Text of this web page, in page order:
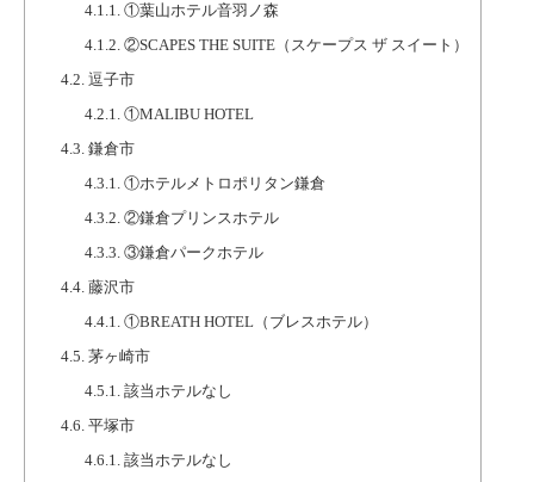
4.1.1.①葉山ホテル音羽ノ森
4.1.2.②SCAPES THE SUITE（スケープス ザ スイート）
4.2.逗子市
4.2.1.①MALIBU HOTEL
4.3.鎌倉市
4.3.1.①ホテルメトロポリタン鎌倉
4.3.2.②鎌倉プリンスホテル
4.3.3.③鎌倉パークホテル
4.4.藤沢市
4.4.1.①BREATH HOTEL（ブレスホテル）
4.5.茅ヶ崎市
4.5.1.該当ホテルなし
4.6.平塚市
4.6.1.該当ホテルなし